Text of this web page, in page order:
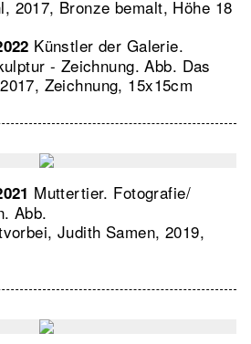
2017, Bronze bemalt, Höhe 18
Künstler der Galerie.
- Zeichnung.Abb. Das
Zeichnung, 15x15cm
Muttertier. Fotografie/
Abb.
Judith Samen, 2019,